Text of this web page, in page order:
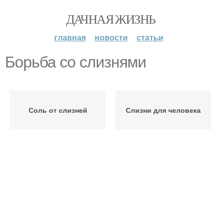
ДАЧНАЯ ЖИЗНЬ
главная новости статьи
Борьба со слизнями
Соль от слизней Слизни для человека